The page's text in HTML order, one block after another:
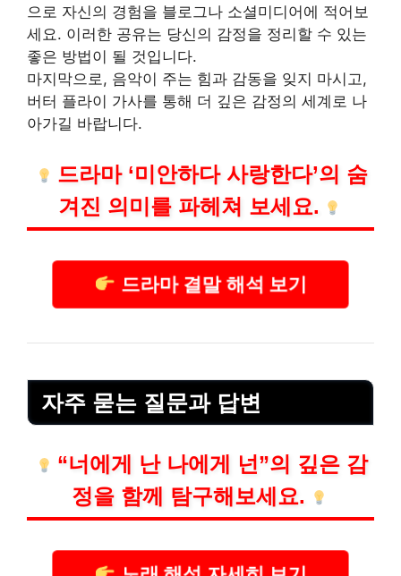
으로 자신의 경험을 블로그나 소셜미디어에 적어보
세요. 이러한 공유는 당신의 감정을 정리할 수 있는
좋은 방법이 될 것입니다.
마지막으로, 음악이 주는 힘과 감동을 잊지 마시고,
버터 플라이 가사를 통해 더 깊은 감정의 세계로 나
아가길 바랍니다.
드라마 ‘미안하다 사랑한다’의 숨
겨진 의미를 파헤쳐 보세요.
드라마 결말 해석 보기
자주 묻는 질문과 답변
“너에게 난 나에게 넌”의 깊은 감
정을 함께 탐구해보세요.